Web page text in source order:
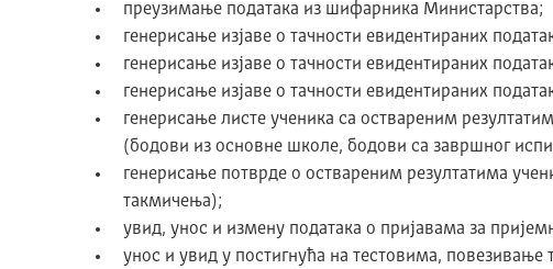
преузимање података из шифарника Министарства;
генерисање изјаве о тачности евидентираних
генерисање изјаве о тачности евидентираних
генерисање изјаве о тачности евидентираних
генерисање листе ученика са оствареним
(бодови из основне школе, бодови са завршног
генерисање потврде о оствареним резултатима
такмичења);
увид, унос и измену података о пријавама за
унос и увид у постигнућа на тестовима,